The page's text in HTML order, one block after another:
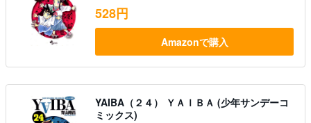
528円
Amazonで購入
YAIBA（２４） ＹＡＩＢＡ (少年サンデーコ
ミックス)